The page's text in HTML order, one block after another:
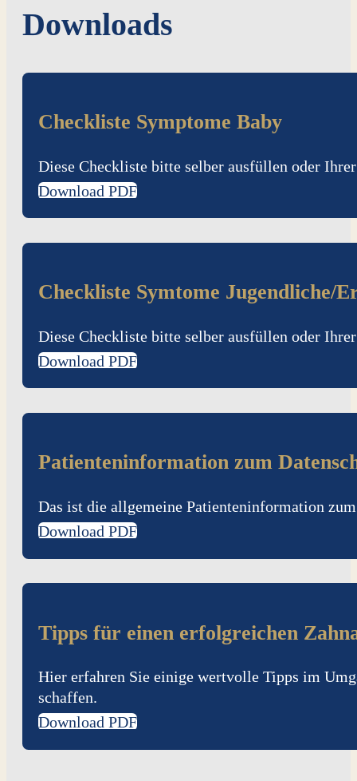
Downloads
Checkliste Symptome Baby
Diese Checkliste bitte selber ausfüllen oder
Download PDF
Checkliste Symtome Jugendliche/
Diese Checkliste bitte selber ausfüllen oder
Download PDF
Patienteninformation zum
Das ist die allgemeine Patienteninformation
Download PDF
Tipps für einen erfolgreichen
Hier erfahren Sie einige wertvolle Tipps im
schaffen.
Download PDF